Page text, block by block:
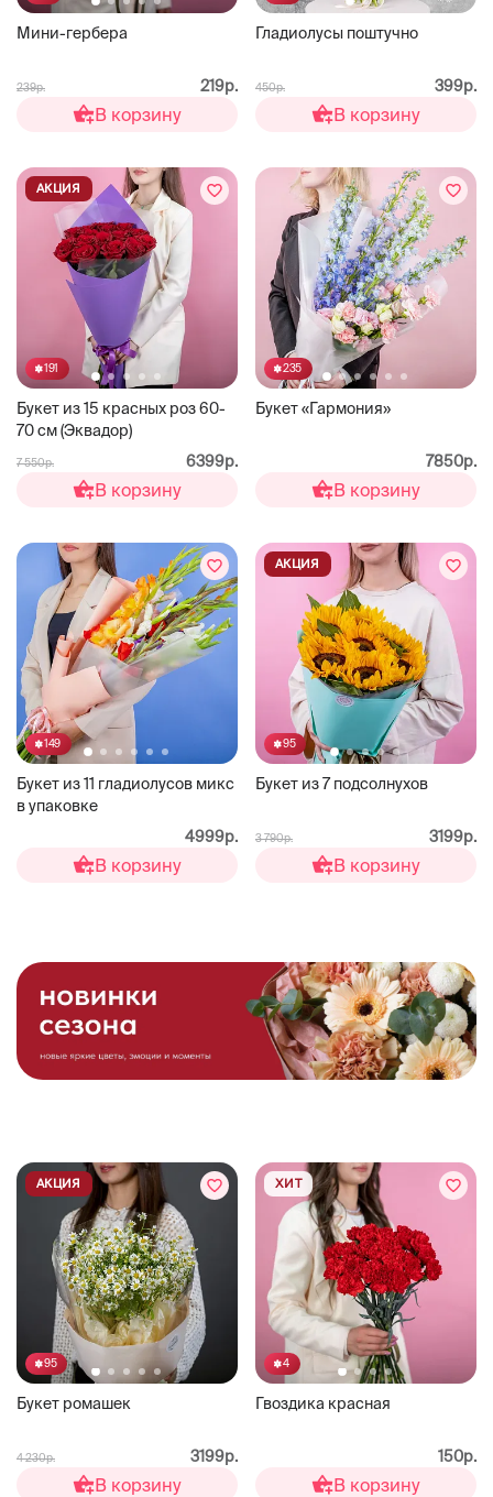
Мини-гербера
239р. 219р.
В корзину
Гладиолусы поштучно
450р. 399р.
В корзину
191
Букет из 15 красных роз 60-
70 см (Эквадор)
АКЦИЯ
7 550р. 6399р.
В корзину
235
Букет «Гармония»
7850р.
В корзину
149
Букет из 11 гладиолусов микс
в упаковке
4999р.
В корзину
95
Букет из 7 подсолнухов
АКЦИЯ
3 790р. 3199р.
В корзину
95
Букет ромашек
АКЦИЯ
4 230р. 3199р.
В корзину
4
Гвоздика красная
ХИТ
150р.
В корзину